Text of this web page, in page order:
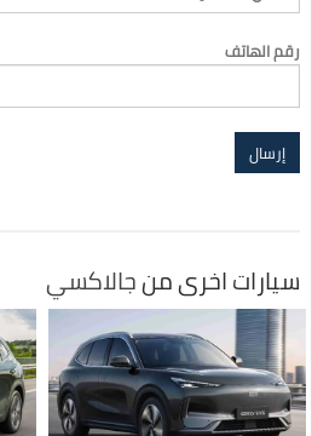
رقم الهاتف
سيارات اخرى منجالاكسي